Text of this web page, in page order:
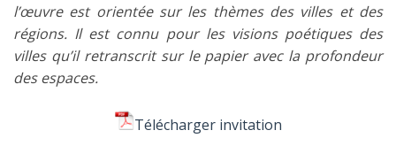
l’œuvre est orientée sur les thèmes des villes et des
régions. Il est connu pour les visions poétiques des
villes qu’il retranscrit sur le papier avec la profondeur
des espaces.
Télécharger invitation